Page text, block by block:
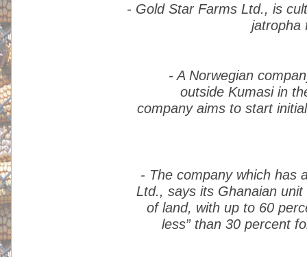
- Gold Star Farms Ltd., is
jatropha
- A Norwegian
outside Kumasi in
company aims to start
- The company which has
Ltd., says its Ghanaian
of land, with up to 60
less” than 30 percent